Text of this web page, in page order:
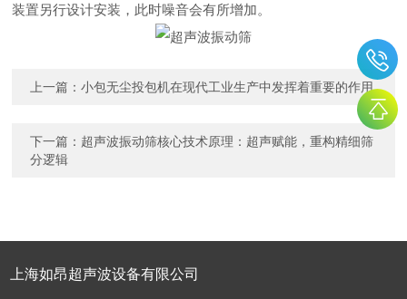
装置另行设计安装，此时噪音会有所增加。
上一篇：小包无尘投包机在现代工业生产中发挥着重要的作用
下一篇： 超声波振动筛核心技术原理：超声赋能，重构精细筛
分逻辑
上海如昂超声波设备有限公司